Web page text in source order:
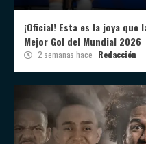
¡Oficial! Esta es la joya que
Mejor Gol del Mundial 2026
2 semanas hace Redacción